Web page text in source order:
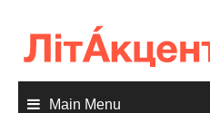
content
Main Menu